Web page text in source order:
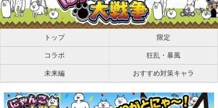
トップ 限定
コラボ 狂乱・暴風
未来編 おすすめ対策キャラ